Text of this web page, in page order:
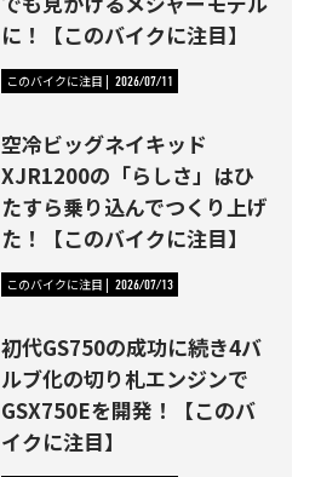
に！【このバイクに注目】
このバイクに注目 2026/07/11
空冷ビッグネイキッド
XJR1200の「らしさ」はひ
たすら乗り込んでつくり上げ
た！【このバイクに注目】
このバイクに注目 2026/07/13
初代GS750の成功に続き4バ
ルブ化の切り札エンジンで
GSX750Eを開発！【このバ
イクに注目】